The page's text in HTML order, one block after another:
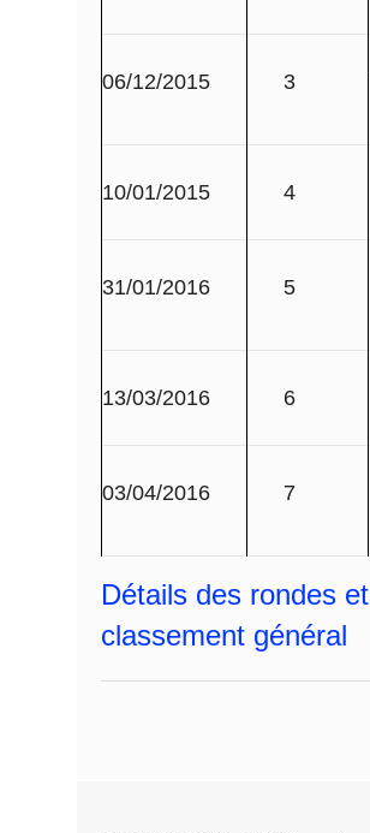
06/12/2015 3
10/01/2015 4
31/01/2016 5
13/03/2016 6
03/04/2016 7
Détails des rondes et
classement général